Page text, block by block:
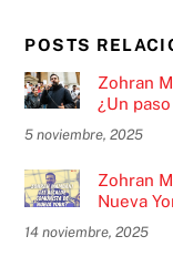
POSTS
Zohran
¿Un
5 noviembre, 2025
Zohran
Nueva
14 noviembre, 2025